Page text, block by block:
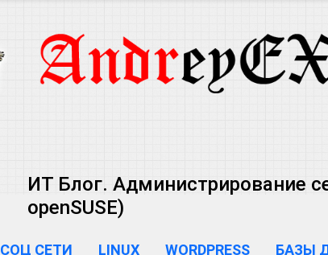
ИТ Блог. Администрирование
openSUSE)
СОЦ СЕТИ LINUX WORDPRESS БАЗЫ